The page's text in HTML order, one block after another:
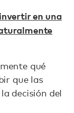
en una
qué
que las
decisión del